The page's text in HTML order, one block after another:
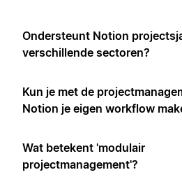
Ondersteunt Notion
verschillende sectoren?
Kun je met de
Notion je eigen workflow
Wat betekent 'modulair
projectmanagement'?